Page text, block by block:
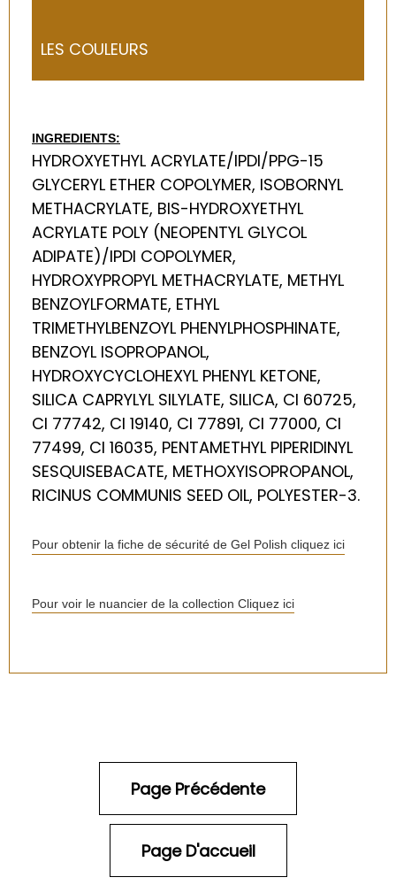
LES COULEURS
INGREDIENTS:
HYDROXYETHYL ACRYLATE/IPDI/PPG-15
GLYCERYL ETHER COPOLYMER, ISOBORNYL
METHACRYLATE, BIS-HYDROXYETHYL
ACRYLATE POLY (NEOPENTYL GLYCOL
ADIPATE)/IPDI COPOLYMER,
HYDROXYPROPYL METHACRYLATE, METHYL
BENZOYLFORMATE, ETHYL
TRIMETHYLBENZOYL PHENYLPHOSPHINATE,
BENZOYL ISOPROPANOL,
HYDROXYCYCLOHEXYL PHENYL KETONE,
SILICA CAPRYLYL SILYLATE, SILICA, CI 60725,
CI 77742, CI 19140, CI 77891, CI 77000, CI
77499, CI 16035, PENTAMETHYL PIPERIDINYL
SESQUISEBACATE, METHOXYISOPROPANOL,
RICINUS COMMUNIS SEED OIL, POLYESTER-3.
Pour obtenir la fiche de sécurité de Gel Polish cliquez ici
Pour voir le nuancier de la collection Cliquez ici